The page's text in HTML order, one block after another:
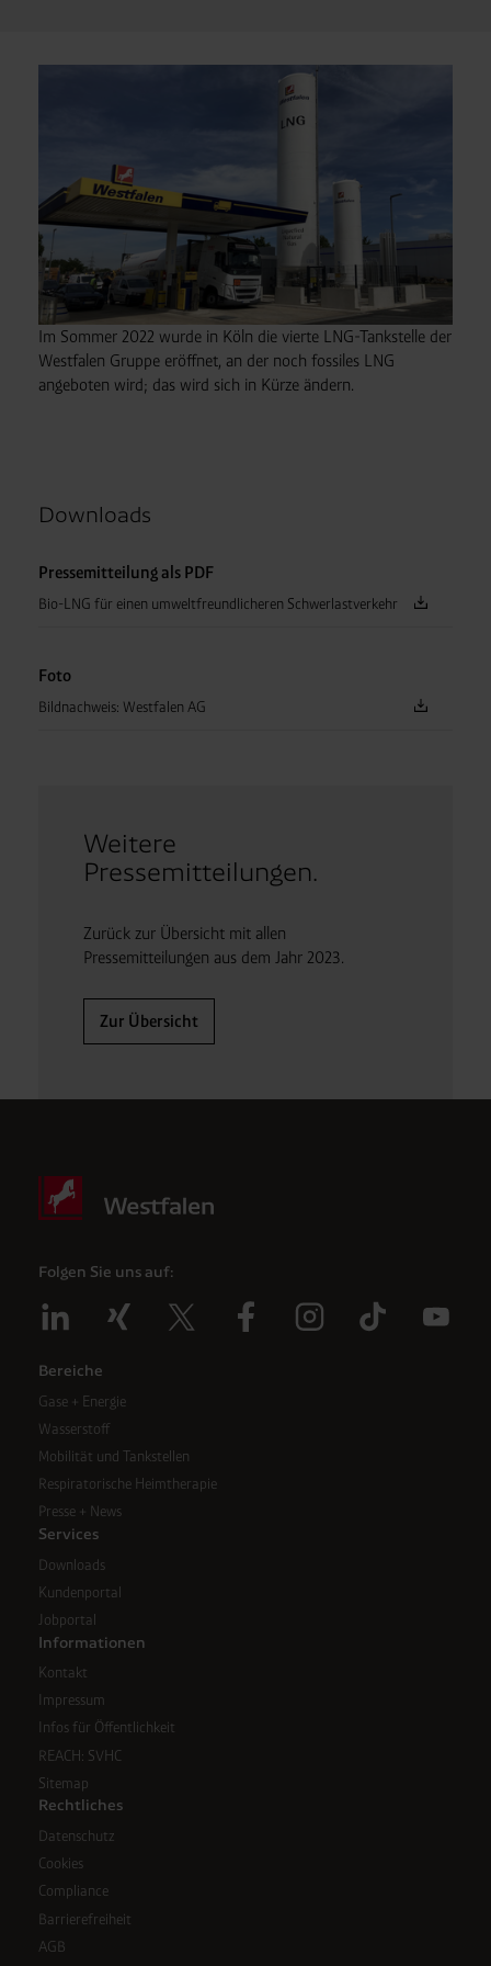
Drittländern übermittelt werden. Wenn eine Übermittlung
in ein Land ohne angemessenes Datenschutzniveau
erfolgt, stellen wir geeignete Garantien gemäß Art. 46
Speicherdauer:
Cookies werden je nach Zweck
unterschiedlich lange gespeichert. Die maximale
Speicherdauer beträgt 400 Tage, sofern nicht gesetzlich
anders vorgeschrieben oder technisch erforderlich.
Verantwortlicher: Westfalen AG & Co. KG, Industrieweg
43, 48155 Münster E-Mail: datenschutz@westfalen.com
Im Sommer 2022 wurde in Köln die vierte LNG-Tankstelle der
Westfalen Gruppe eröffnet, an der noch fossiles LNG
angeboten wird; das wird sich in Kürze ändern.
Downloads
Pressemitteilung als PDF
Bio-LNG für einen umweltfreundlicheren Schwerlastverkehr
Foto
Bildnachweis: Westfalen AG
Weitere
Pressemitteilungen.
Zurück zur Übersicht mit allen
Pressemitteilungen aus dem Jahr 2023.
Zur Übersicht
Folgen Sie uns auf:
Bereiche
Gase + Energie
Wasserstoff
Mobilität und Tankstellen
Respiratorische Heimtherapie
Presse + News
Services
Downloads
Kundenportal
Jobportal
Informationen
Kontakt
Impressum
Infos für Öffentlichkeit
REACH: SVHC
Sitemap
Rechtliches
Datenschutz
Cookies
Compliance
Barrierefreiheit
AGB